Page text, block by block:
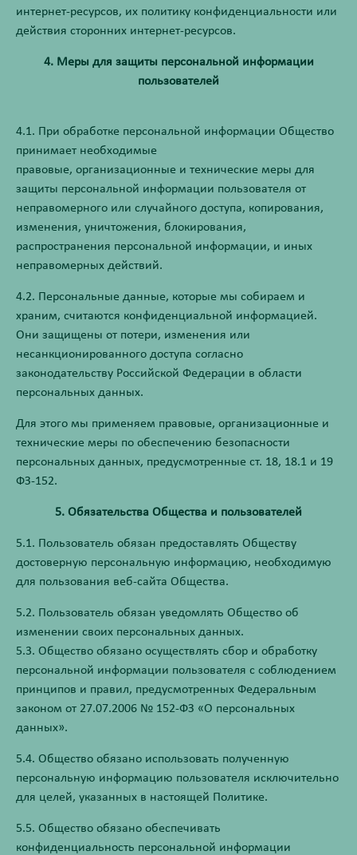
интернет-ресурсов, их политику конфиденциальности или
действия сторонних интернет-ресурсов.
4. Меры для защиты персональной информации
пользователей
4.1. При обработке персональной информации Общество
принимает необходимые
правовые, организационные и технические меры для
защиты персональной информации пользователя от
неправомерного или случайного доступа, копирования,
изменения, уничтожения, блокирования,
распространения персональной информации, и иных
неправомерных действий.
4.2. Персональные данные, которые мы собираем и
храним, считаются конфиденциальной информацией.
Они защищены от потери, изменения или
несанкционированного доступа согласно
законодательству Российской Федерации в области
персональных данных.
Для этого мы применяем правовые, организационные и
технические меры по обеспечению безопасности
персональных данных, предусмотренные ст. 18, 18.1 и 19
ФЗ-152.
5. Обязательства Общества и пользователей
5.1. Пользователь обязан предоставлять Обществу
достоверную персональную информацию, необходимую
для пользования веб-сайта Общества.
5.2. Пользователь обязан уведомлять Общество об
изменении своих персональных данных.
5.3. Общество обязано осуществлять сбор и обработку
персональной информации пользователя с соблюдением
принципов и правил, предусмотренных Федеральным
законом от 27.07.2006 № 152-ФЗ «О персональных
данных».
5.4. Общество обязано использовать полученную
персональную информацию пользователя исключительно
для целей, указанных в настоящей Политике.
5.5. Общество обязано обеспечивать
конфиденциальность персональной информации